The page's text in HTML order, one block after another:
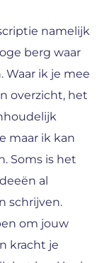
namelijk
berg waar
Waar ik je mee
overzicht, het
maar ik kan
Soms is het
al
schrijven.
om jouw
kracht je